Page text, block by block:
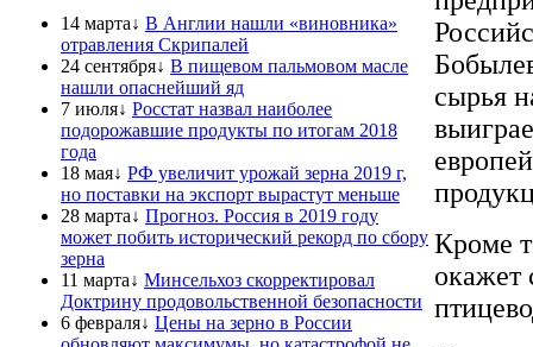
14 марта↓ В Англии нашли «виновника»
отравления Скрипалей
24 сентября↓ В пищевом пальмовом масле
нашли опаснейший яд
7 июля↓ Росстат назвал наиболее
подорожавшие продукты по итогам 2018
года
18 мая↓ РФ увеличит урожай зерна 2019 г,
но поставки на экспорт вырастут меньше
28 марта↓ Прогноз. Россия в 2019 году
может побить исторический рекорд по сбору
зерна
11 марта↓ Минсельхоз скорректировал
Доктрину продовольственной безопасности
6 февраля↓ Цены на зерно в России
сырья
Кроме
окажет